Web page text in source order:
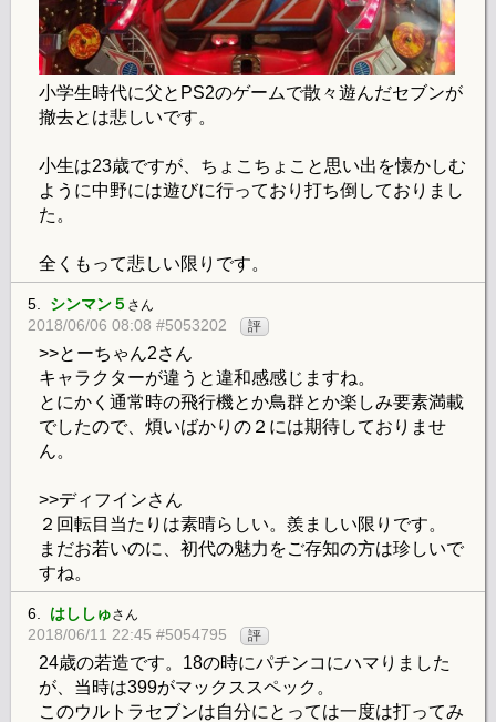
小学生時代に父とPS2のゲームで散々遊んだセブンが
撤去とは悲しいです。
小生は23歳ですが、ちょこちょこと思い出を懐かしむ
ように中野には遊びに行っており打ち倒しておりまし
た。
全くもって悲しい限りです。
5. シンマン５ さん
2018/06/06 08:08 #5053202 評
>>とーちゃん2さん
キャラクターが違うと違和感感じますね。
とにかく通常時の飛行機とか鳥群とか楽しみ要素満載
でしたので、煩いばかりの２には期待しておりませ
ん。
>>ディフインさん
２回転目当たりは素晴らしい。羨ましい限りです。
まだお若いのに、初代の魅力をご存知の方は珍しいで
すね。
6. はししゅさん
2018/06/11 22:45 #5054795 評
24歳の若造です。18の時にパチンコにハマりました
が、当時は399がマックススペック。
このウルトラセブンは自分にとっては一度は打ってみ